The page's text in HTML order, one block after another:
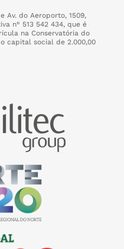
Av. do Aeroporto, 1509,
n° 513 542 434, que é
na Conservatória do
capital social de 2.000,00